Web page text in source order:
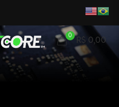
0
R$ 0,00